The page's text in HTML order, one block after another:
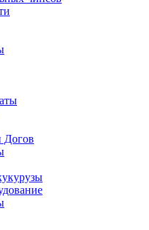
Догов